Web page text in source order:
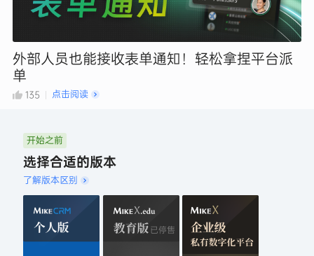
外部人员也能接收表单通知！轻松拿捏平台派
单
135 点击阅读
开始之前
选择合适的版本
了解版本区别
已停售